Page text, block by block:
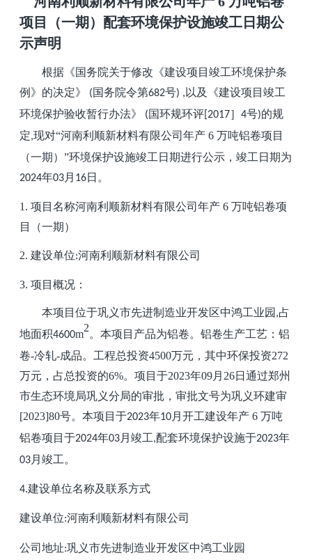
项目
（一期 ） 配套环境保护设施竣工日期公
示声明
根据《国务院关于修改《建设项目竣工环境保护条
例》的决定》
(国务院令第682号) , 以及《建设项目竣工
环境保护验收暂行办法》 (国环规环评 [2017］4号)的规
定,现对“河南利顺新材料有限公司年产 6 万吨铝卷项目
（一期 ）”环境保护设施竣工日期进行公示，竣工日期为
2024年03月 16日。
1.项目名称河南利顺新材料有限公司年产 6 万吨铝卷项
目
（一期 ）
2.建设单位:河南利顺新材料有限公司
3.项目概况：
本项目位于巩义市先进制造业开发区中鸿工业园 ,占
地面积4600m
2
。本项目产品为铝卷。铝卷生产工艺：铝
卷-冷轧-成品。 工程总投资4500万元 ，其中环保投资272
万元，占总投资的6%。项目于2023年09月 26日通过郑州
市生态环境局巩义分局的审批，审批文号为巩义环建审
[2023]80号。本项目于2023年10月开工建设年产 6 万吨
铝卷项目于2024年03月竣工,配套环境保护设施于2023年
03月竣工。
4.建设单位名称及联系方式
建设单位:河南利顺新材料有限公司
公司地址:巩义市先进制造业开发区中鸿工业园